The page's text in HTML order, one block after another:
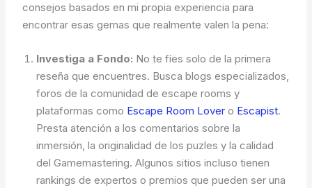
consejos basados en mi propia experiencia para
encontrar esas gemas que realmente valen la pena:
Investiga a Fondo: No te fíes solo de la primera
reseña que encuentres. Busca blogs especializados,
foros de la comunidad de escape rooms y
plataformas como Escape Room Lover o Escapist.
Presta atención a los comentarios sobre la
inmersión, la originalidad de los puzles y la calidad
del Gamemastering. Algunos sitios incluso tienen
rankings de expertos o premios que pueden ser una